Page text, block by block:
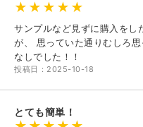
サンプルなど見ずに購入をし
が、 思っていた通りむしろ
なしでした！！
投稿日：2025-10-18
とても簡単！